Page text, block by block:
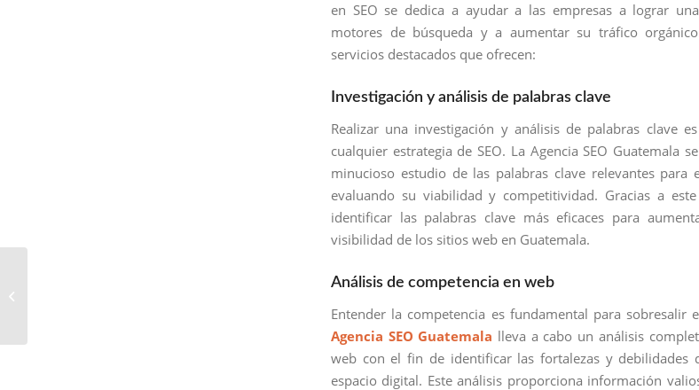
en SEO se dedica a ayudar a las empresas a lograr
motores de búsqueda y a aumentar su tráfico
servicios destacados que ofrecen:
Investigación y análisis de palabras clave
Realizar una investigación y análisis de palabras clave
cualquier estrategia de SEO. La Agencia SEO Guatemala
minucioso estudio de las palabras clave relevantes para
evaluando su viabilidad y competitividad. Gracias a
identificar las palabras clave más eficaces para
visibilidad de los sitios web en Guatemala.
Análisis de competencia en web
Entender la competencia es fundamental para sobresalir
Agencia SEO Guatemala lleva a cabo un análisis
web con el fin de identificar las fortalezas y debilidades
espacio digital. Este análisis proporciona información